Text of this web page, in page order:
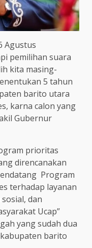
Agustus
pemilihan suara
kita masing-
5 tahun
barito utara
karna calon yang
Gubernur
prioritas
direncanakan
Program
terhadap layanan
dan
Ucap”
yang sudah dua
barito